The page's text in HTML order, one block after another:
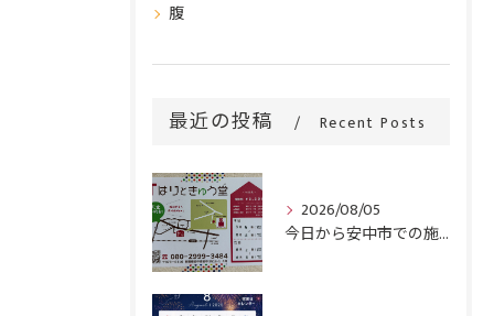
腹
最近の投稿 Recent Posts
2026/08/05
今日から安中市での施術がスタートです！